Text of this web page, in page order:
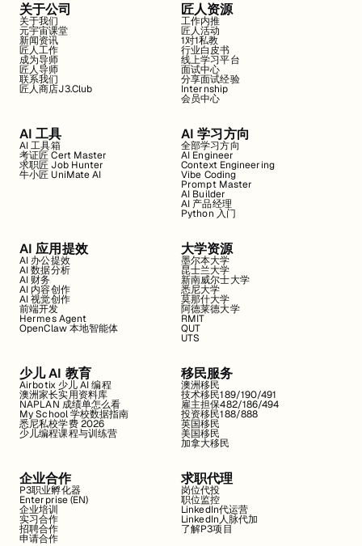
关于公司
关于我们
元宇宙课堂
新闻资讯
匠人工作
成为导师
匠人导师
联系我们
匠人商店J3.Club
匠人资源
工作内推
匠人活动
1对1私教
行业白皮书
线上学习平台
面试中心
分享面试经验
Internship
会员中心
AI 工具
AI 工具箱
考证匠 Cert Master
求职匠 Job Hunter
牛小匠 UniMate AI
AI 学习方向
全部学习方向
AI Engineer
Context Engineering
Vibe Coding
Prompt Master
AI Builder
AI 产品经理
Python 入门
AI 应用提效
AI 办公提效
AI 数据分析
AI 财务
AI 内容创作
AI 视觉创作
前端开发
Hermes Agent
OpenClaw 本地智能体
大学资源
墨尔本大学
昆士兰大学
新南威尔士大学
悉尼大学
莫那什大学
阿德莱德大学
RMIT
QUT
UTS
少儿 AI 教育
Airbotix 少儿 AI 编程
澳洲家长实用资料库
NAPLAN 成绩单怎么看
My School 学校数据指南
悉尼私校学费 2026
少儿编程课程与训练营
移民服务
澳洲移民
技术移民189/190/491
雇主担保482/186/494
投资移民188/888
英国移民
美国移民
加拿大移民
企业合作
P3职业孵化器
Enterprise (EN)
企业培训
实习合作
招聘合作
申请合作
求职代理
岗位代投
职位监控
LinkedIn代运营
LinkedIn人脉代加
了解P3项目